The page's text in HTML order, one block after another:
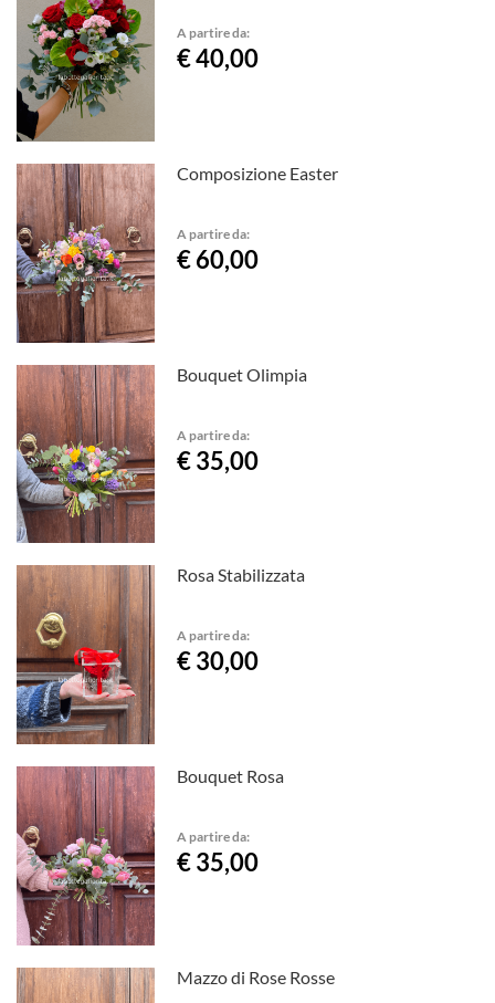
A partire da:
€ 40,00
Composizione Easter
A partire da:
€ 60,00
Bouquet Olimpia
A partire da:
€ 35,00
Rosa Stabilizzata
A partire da:
€ 30,00
Bouquet Rosa
A partire da:
€ 35,00
Mazzo di Rose Rosse